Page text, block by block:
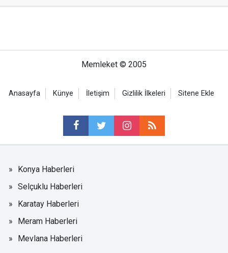
Memleket © 2005
Anasayfa Künye İletişim Gizlilik İlkeleri Sitene Ekle
Konya Haberleri
Selçuklu Haberleri
Karatay Haberleri
Meram Haberleri
Mevlana Haberleri